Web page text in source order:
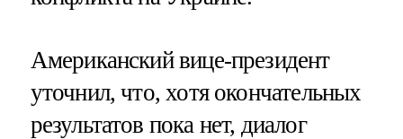
Американский вице-президент
уточнил, что, хотя окончательных
результатов пока нет, диалог